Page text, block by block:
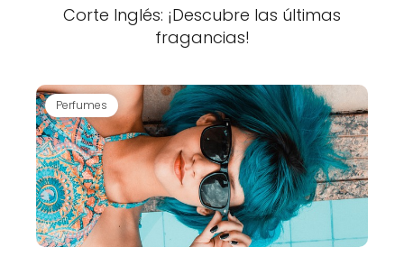
Corte Inglés: ¡Descubre las últimas
fragancias!
Perfumes